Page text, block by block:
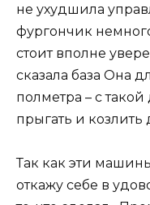
не ухудшила
фургончик
стоит вполне
сказала база Она
полметра – с
прыгать и козлить
Так как эти
откажу себе в